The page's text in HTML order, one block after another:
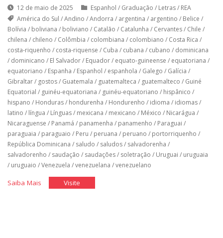
12 de maio de 2025 Espanhol / Graduação / Letras/ REA
América do Sul /Andino /Andorra / argentina / argentino / Belice /
Bolívia / boliviana / boliviano / Catalão / Catalunha / Cervantes/ Chile /
chilena / chileno / Colômbia / colombiana / colombiano / Costa Rica /
costa-riquenho / costa-riquense / Cuba / cubana / cubano / dominicana
/ dominicano / El Salvador/ Equador/ equato-guineense / equatoriana /
equatoriano / Espanha / Espanhol / espanhola / Galego / Galícia /
Gibraltar/ gostos/ Guatemala / guatemalteca / guatemalteco / Guiné
Equatorial / guinéu-equatoriana / guinéu-equatoriano / hispânico /
hispano / Honduras/ hondurenha / Hondurenho / idioma / idiomas/
latino / língua / Línguas/ mexicana / mexicano / México / Nicarágua /
Nicaraguense / Panamá / panamenha / panamenho / Paraguai /
paraguaia / paraguaio / Peru / peruana / peruano / portorriquenho /
República Dominicana / saludo / saludos/ salvadorenha /
salvadorenho / saudação / saudações/ soletração / Uruguai / uruguaia
/ uruguaio /Venezuela /venezuelana /venezuelano
Saiba Mais"EspanholVisite"Espanhol